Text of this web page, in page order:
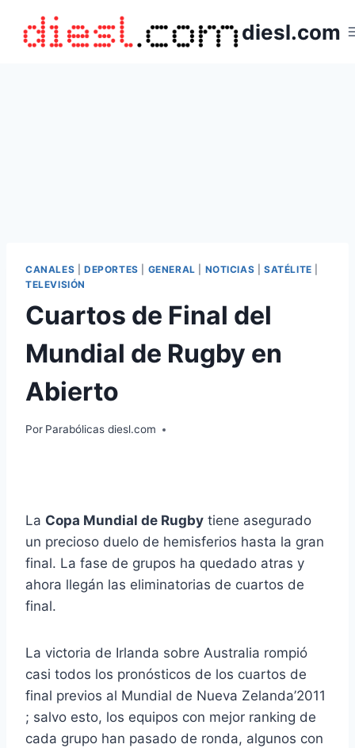
contenido
diesl.com
CANALES DEPORTES GENERAL NOTICIAS |SATÉLITE
TELEVISIÓN
Cuartos de Final del
Mundial de Rugby en
Abierto
Por Parabólicas diesl.com
La Copa Mundial de Rugby tiene asegurado
un precioso duelo de hemisferios hasta la gran
final. La fase de grupos ha quedado atras y
ahora llegán las eliminatorias de cuartos de
final.
La victoria de Irlanda sobre Australia rompió
casi todos los pronósticos de los cuartos de
final previos al Mundial de Nueva Zelanda’2011
; salvo esto, los equipos con mejor ranking de
cada grupo han pasado de ronda, algunos con